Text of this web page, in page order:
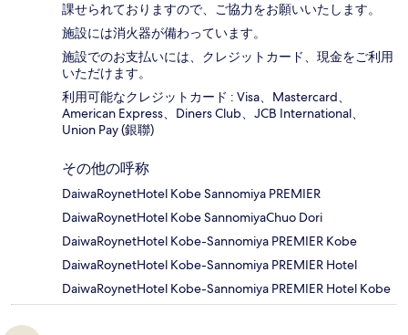
課せられておりますの​で、ご協力をお願いいたします。
施設には消火器が備わっています。
施設でのお支払いには、クレジットカード、現金をご利用
いただけます。
利用可能なクレジットカード : Visa、Mastercard、
American Express、Diners Club、JCB International、
Union Pay (銀聯)
その他の呼称
DaiwaRoynetHotel Kobe Sannomiya PREMIER
DaiwaRoynetHotel Kobe SannomiyaChuo Dori
DaiwaRoynetHotel Kobe-Sannomiya PREMIER Kobe
DaiwaRoynetHotel Kobe-Sannomiya PREMIER Hotel
DaiwaRoynetHotel Kobe-Sannomiya PREMIER Hotel Kobe